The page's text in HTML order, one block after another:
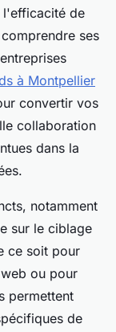
de
ses
à Montpellier
convertir vos
collaboration
dans la
notamment
sur le ciblage
ce soit pour
ou pour
permettent
de